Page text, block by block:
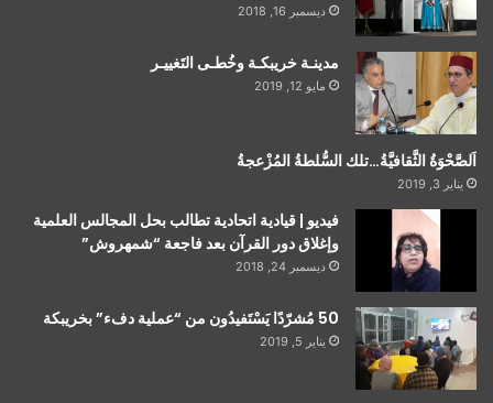
ديسمبر 16, 2018
مدينـة خريبكـة وخُطـى التَغييـر
مايو 12, 2019
اَلصَّحْوَةُ الثَّقافيَّةُ…تلك السُّلطةُ المُزْعجةُ
يناير 3, 2019
فيديو | قيادية اتحادية تطالب بحل المجالس العلمية
وإغلاق دور القرآن بعد فاجعة “شمهروش”
ديسمبر 24, 2018
50 مُشرّدًا يَسْتَفيدُون من “عملية دفء” بخريبكة
يناير 5, 2019